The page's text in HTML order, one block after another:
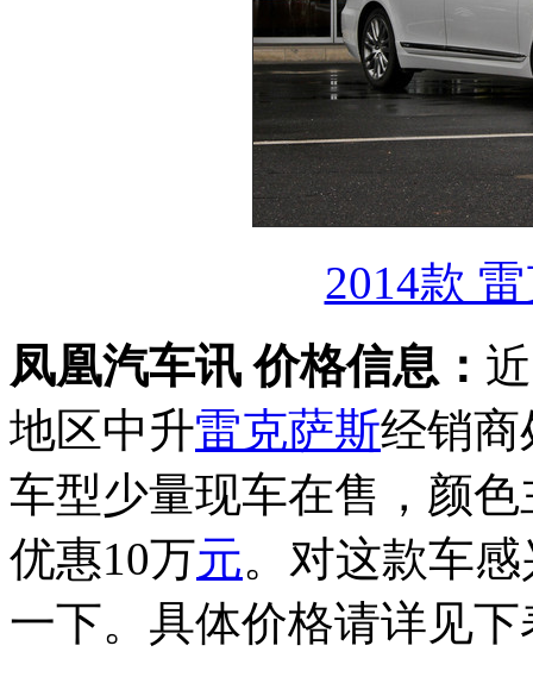
2014款
凤凰汽车讯 价格信息：
地区中升雷克萨斯经销商
车型少量现车在售，颜
优惠10万元。对这款车
一下。具体价格请详见下